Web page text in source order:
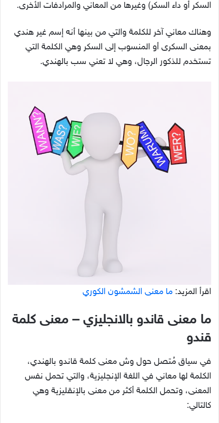
السكر أو داء السكر) وغيرها من المعاني والمرادفات الأخرى.
وهناك معاني آخر للكلمة والتي من بينها أنه إسم غير هندي
بمعنى السكرى أو المنسوب إلى السكر وهي الكلمة التي
تستخدم للذكور الرجال، وهي لا تعني سب بالهندي.
اقرأ المزيد: ما معنى الشمشون الكوري
ما معنى قاندو بالانجليزي – معنى كلمة
قندو
في سياق مُتصل حول وش معنى كلمة قاندو بالهندي،
الكلمة لها معاني في اللغة الإنجليزية، والتي تحمل نفس
المعنى، وتحمل الكلمة أكثر من معنى بالإنقليزية وهي
كالتالي: